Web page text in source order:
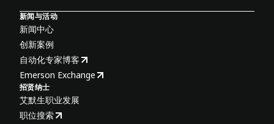
新闻与活动
新闻中心
创新案例
自动化专家博客
Emerson Exchange
招贤纳士
艾默生职业发展
职位搜索